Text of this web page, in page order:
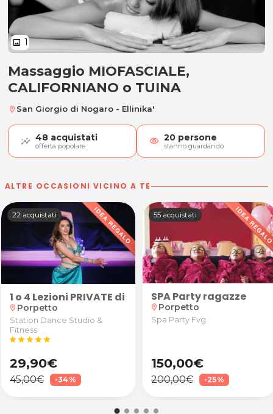
image 1
Massaggio MIOFASCIALE,
Massaggio MIOFASCIALE,
CALIFORNIANO o TUINA
location_on San Giorgio di Nogaro - Ellinika'
48 acquistati
offerta popolare visibility 20 persone
stanno guardando
ALTRE OCCASIONI VICINO A TE
22 acquistati
1 o 4 Lezioni PRIVATE di Danza Orientale o
location_on Porpetto
Station Dance Studio &
Fitness
starstarstarstarstar
29,90€
45,00€ -34%
55 acquistati
SPA Party ragazze
location_on Porpetto
Spa Party Fvg
150,00€
200,00€ -25%